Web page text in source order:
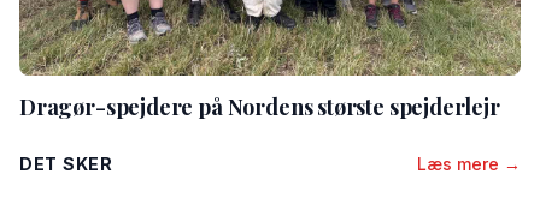
Dragør-spejdere på Nordens største spejderlejr
DET SKER Læs mere →